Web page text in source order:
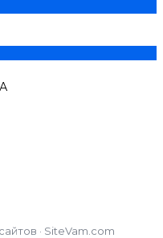
· SiteVam.com